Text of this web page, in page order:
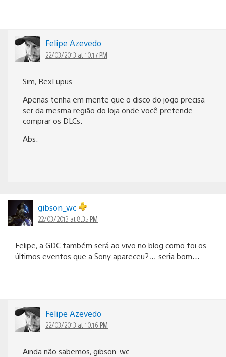
Felipe Azevedo
22/03/2013 at 10:17 PM
Sim, RexLupus-
Apenas tenha em mente que o disco do jogo precisa
ser da mesma região do loja onde você pretende
comprar os DLCs.
Abs.
gibson_wc
22/03/2013 at 8:35 PM
Felipe, a GDC também será ao vivo no blog como foi os
últimos eventos que a Sony apareceu?… seria bom…..
Felipe Azevedo
22/03/2013 at 10:16 PM
Ainda não sabemos, gibson_wc.